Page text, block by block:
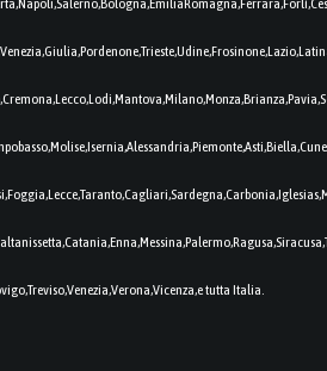
tutta Italia.